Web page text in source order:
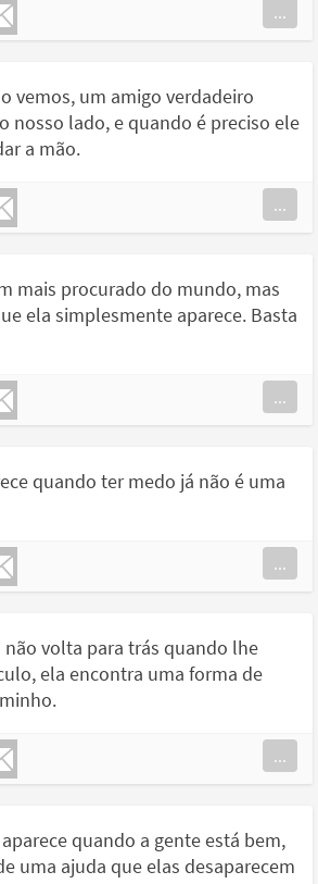
...
vemos, um amigo verdadeiro
nosso lado, e quando é preciso ele
a mão.
...
mais procurado do mundo, mas
ela simplesmente aparece. Basta
...
quando ter medo já não é uma
...
volta para trás quando lhe
ela encontra uma forma de
...
quando a gente está bem,
uma ajuda que elas desaparecem